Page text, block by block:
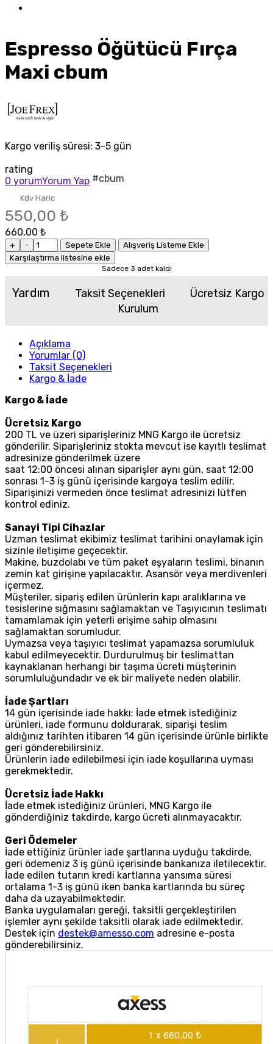
Espresso Öğütücü Fırça
Maxi cbum
Kargo veriliş süresi: 3-5 gün
rating
0 yorumYorum Yap #cbum
Kdv Haric
550,00 ₺
660,00 ₺
+ - Sepete Ekle
Alışveriş Listeme Ekle
Karşılaştırma listesine ekle
Sadece 3 adet kaldı
Yardım Taksit Seçenekleri
Ücretsiz Kargo
Kurulum
Açıklama
Yorumlar (0)
Taksit Seçenekleri
Kargo & İade
Kargo & İade
Ücretsiz Kargo
200 TL ve üzeri siparişleriniz MNG Kargo ile ücretsiz
gönderilir. Siparişleriniz stokta mevcut ise kayıtlı teslimat
adresinize gönderilmek üzere
saat 12:00 öncesi alınan siparişler aynı gün, saat 12:00
sonrası 1-3 iş günü içerisinde kargoya teslim edilir.
Siparişinizi vermeden önce teslimat adresinizi lütfen
kontrol ediniz.
Sanayi Tipi Cihazlar
Uzman teslimat ekibimiz teslimat tarihini onaylamak için
sizinle iletişime geçecektir.
Makine, buzdolabı ve tüm paket eşyaların teslimi, binanın
zemin kat girişine yapılacaktır. Asansör veya merdivenleri
içermez.
Müşteriler, sipariş edilen ürünlerin kapı aralıklarına ve
tesislerine sığmasını sağlamaktan ve Taşıyıcının teslimatı
tamamlamak için yeterli erişime sahip olmasını
sağlamaktan sorumludur.
Uymazsa veya taşıyıcı teslimat yapamazsa sorumluluk
kabul edilmeyecektir. Durdurulmuş bir teslimattan
kaynaklanan herhangi bir taşıma ücreti müşterinin
sorumluluğundadır ve ek bir maliyete neden olabilir.
İade Şartları
14 gün içerisinde iade hakkı: İade etmek istediğiniz
ürünleri, iade formunu doldurarak, siparişi teslim
aldığınız tarihten itibaren 14 gün içerisinde ürünle birlikte
geri gönderebilirsiniz.
Ürünlerin iade edilebilmesi için iade koşullarına uyması
gerekmektedir.
Ücretsiz İade Hakkı
İade etmek istediğiniz ürünleri, MNG Kargo ile
gönderdiğiniz takdirde, kargo ücreti alınmayacaktır.
Geri Ödemeler
İade ettiğiniz ürünler iade şartlarına uyduğu takdirde,
geri ödemeniz 3 iş günü içerisinde bankanıza iletilecektir.
İade edilen tutarın kredi kartlarına yansıma süresi
ortalama 1-3 iş günü iken banka kartlarında bu süreç
daha da uzayabilmektedir.
Banka uygulamaları gereği, taksitli gerçekleştirilen
işlemler aynı şekilde taksitli olarak iade edilmektedir.
Destek için destek@amesso.com adresine e-posta
gönderebilirsiniz.
1
1 x 660,00 ₺